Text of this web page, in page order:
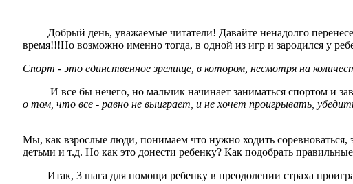
Добрый день, уважаемые читатели! Давайте ненадолго
время!!!Но возможно именно тогда, в одной из игр и зародился у
Спорт - это единственное зрелище, в котором, несмотря на
И все бы нечего, но мальчик начинает заниматься спортом и
о том, что все - равно не выиграет, и не хочет проигрывать,
Мы, как взрослые люди, понимаем что нужно ходить
детьми и т.д. Но как это донести ребенку? Как подобрать
Итак, 3 шага для помощи ребенку в преодолении страха